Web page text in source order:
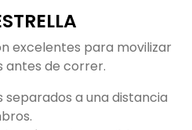
excelentes para movilizar
antes de correr.
separados a una distancia